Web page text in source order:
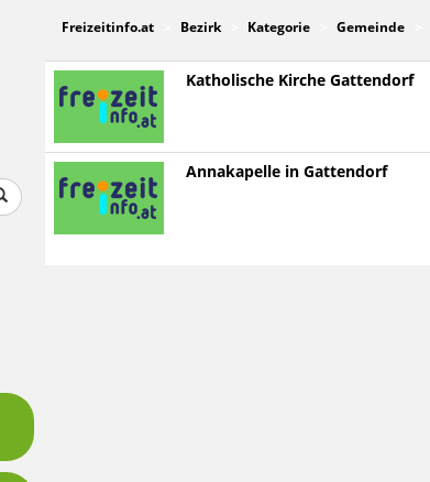
Freizeitinfo.at Bezirk Kategorie Gemeinde
Katholische Kirche Gattendorf
Annakapelle in Gattendorf